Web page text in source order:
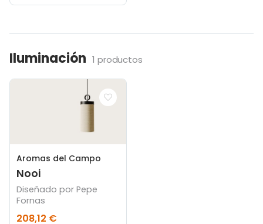
Iluminación 1 productos
Aromas del Campo
Nooi
Diseñado por Pepe
Fornas
208,12 €